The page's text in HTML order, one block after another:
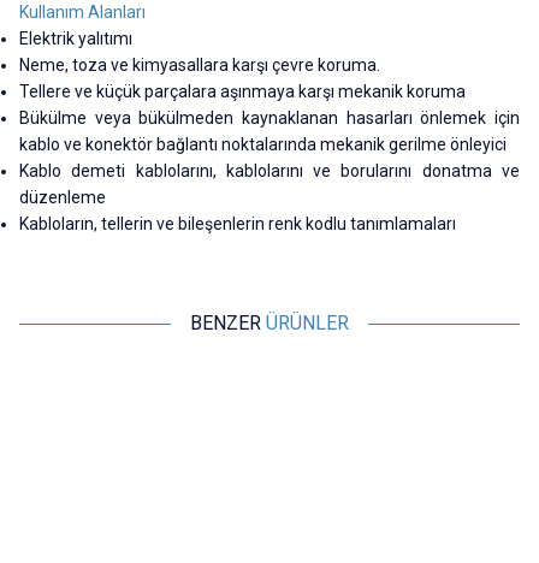
Kullanım Alanları
Elektrik yalıtımı
Neme, toza ve kimyasallara karşı çevre koruma.
Tellere ve küçük parçalara aşınmaya karşı mekanik koruma
Bükülme veya bükülmeden kaynaklanan hasarları önlemek için
kablo ve konektör bağlantı noktalarında mekanik gerilme önleyici
Kablo demeti kablolarını, kablolarını ve borularını donatma ve
düzenleme
Kabloların, tellerin ve bileşenlerin renk kodlu tanımlamaları
BENZER ÜRÜNLER